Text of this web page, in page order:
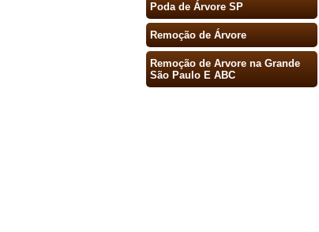
Poda de Árvore SP
Remoção de Árvore
Remoção de Arvore na Grande
São Paulo E ABC